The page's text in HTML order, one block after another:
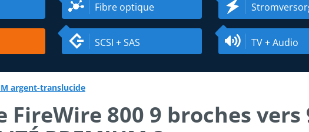
Fibre optique
SCSI + SAS TV + Audio
argent-translucide
FireWire 800 9 broches vers